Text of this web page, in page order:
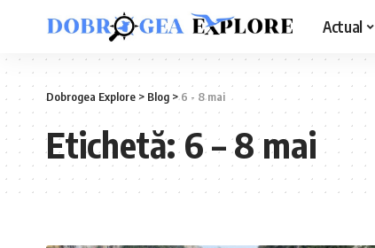
Actual
Dobrogea Explore> Blog >6 - 8 mai
Etichetă:6 – 8 mai